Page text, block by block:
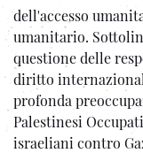
dell'accesso
umanitario.
questione delle
diritto
profonda
Palestinesi
israeliani contro